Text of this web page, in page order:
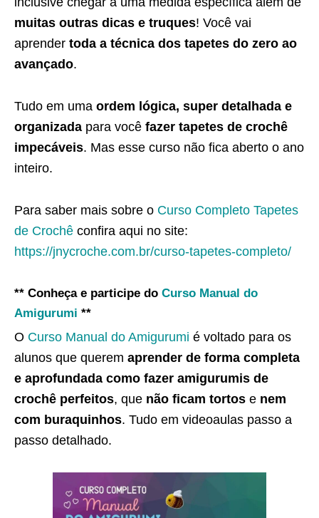
muitas outras dicas e truques! Você vai
aprender toda a técnica dos tapetes do zero ao
avançado.
Tudo em uma ordem lógica, super detalhada e
organizada para você fazer tapetes de crochê
impecáveis. Mas esse curso não fica aberto o ano
inteiro.
Para saber mais sobre o Curso Completo Tapetes
de Crochê confira aqui no site:
https://jnycroche.com.br/curso-tapetes-completo/
** Conheça e participe do Curso Manual do
Amigurumi **
O Curso Manual do Amigurumi é voltado para os
alunos que querem aprender de forma completa
e aprofundada como fazer amigurumis de
crochê perfeitos, que não ficam tortos e nem
com buraquinhos. Tudo em videoaulas passo a
passo detalhado.